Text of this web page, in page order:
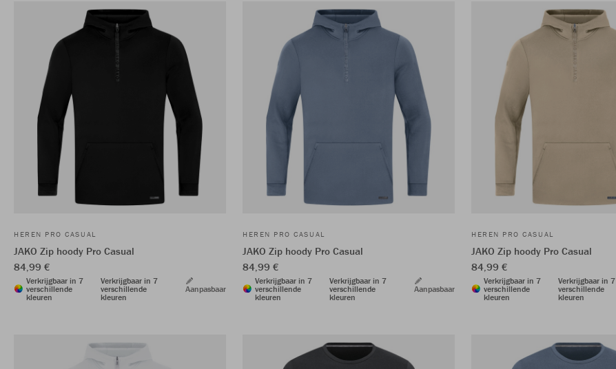
HEREN PRO CASUAL
JAKO Zip hoody Pro Casual
84,99 €
Verkrijgbaar in 7
verschillende
kleuren
Verkrijgbaar in 7
verschillende
kleuren
Aanpasbaar
HEREN PRO CASUAL
JAKO Zip hoody Pro Casual
84,99 €
Verkrijgbaar in 7
verschillende
kleuren
Verkrijgbaar in 7
verschillende
kleuren
Aanpasbaar
HEREN PRO CASUAL
JAKO Zip hoody Pro Casual
84,99 €
Verkrijgbaar in 7
verschillende
kleuren
Verkrijgbaar in 7
verschillende
kleuren